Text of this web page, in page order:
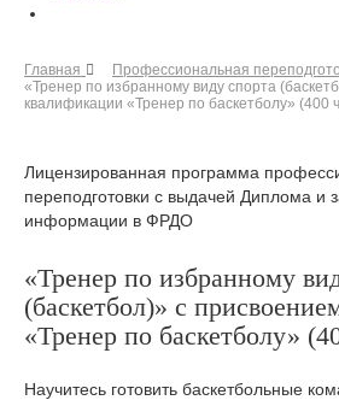
Главная
Профессиональная
«Тренер по избранному виду спорта
квалификации «Тренер по баскетболу» (400
Лицензированная программа
переподготовки с выдачей Диплома и
информации в ФРДО
«Тренер по избранному
(баскетбол)» с
«Тренер по баскетболу»
Научитесь готовить баскетбольные